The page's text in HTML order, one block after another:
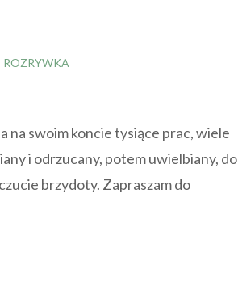
ROZRYWKA
swoim koncie tysiące prac, wiele
i odrzucany, potem uwielbiany, do
brzydoty. Zapraszam do